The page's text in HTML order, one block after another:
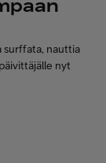
surffata, nauttia
nyt